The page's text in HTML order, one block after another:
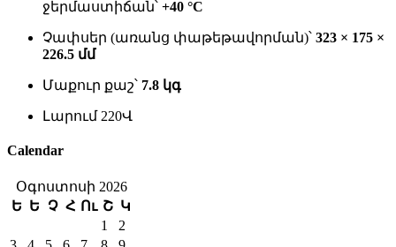
ջերմաստիճան՝ +40 °C
Չափսեր (առանց փաթեթավորման)՝ 323 × 175 ×
226.5 մմ
Մաքուր քաշ՝ 7.8 կգ
Լարում 220Վ
Calendar
Օգոստոսի 2026
Ե Ե Չ Հ Ու Շ Կ
1
2